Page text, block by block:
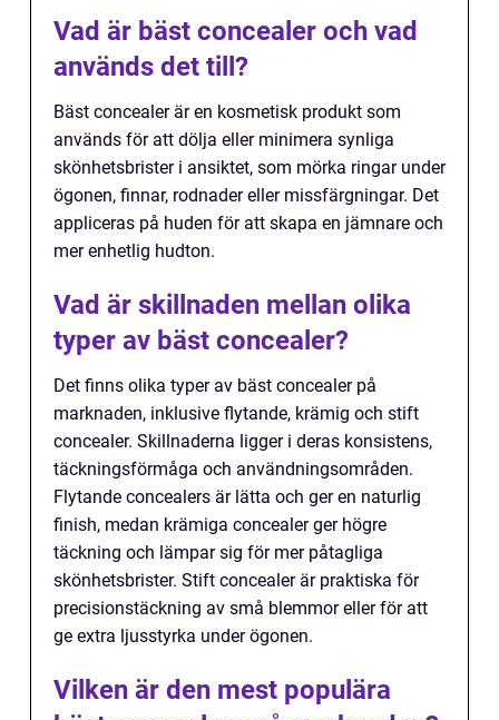
Vad är bäst concealer och vad
används det till?
Bäst concealer är en kosmetisk produkt som
används för att dölja eller minimera synliga
skönhetsbrister i ansiktet, som mörka ringar under
ögonen, finnar, rodnader eller missfärgningar. Det
appliceras på huden för att skapa en jämnare och
mer enhetlig hudton.
Vad är skillnaden mellan olika
typer av bäst concealer?
Det finns olika typer av bäst concealer på
marknaden, inklusive flytande, krämig och stift
concealer. Skillnaderna ligger i deras konsistens,
täckningsförmåga och användningsområden.
Flytande concealers är lätta och ger en naturlig
finish, medan krämiga concealer ger högre
täckning och lämpar sig för mer påtagliga
skönhetsbrister. Stift concealer är praktiska för
precisionstäckning av små blemmor eller för att
ge extra ljusstyrka under ögonen.
Vilken är den mest populära